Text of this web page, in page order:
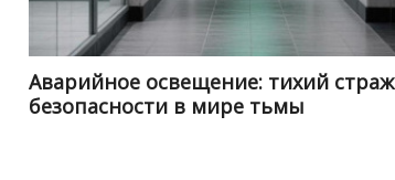
Аварийное освещение: тихий страж
безопасности в мире тьмы